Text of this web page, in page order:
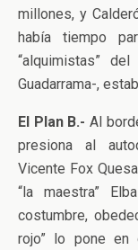
millones, y
había tiempo
“alquimistas”
Guadarrama-,
El Plan B.- Al
presiona al
Vicente Fox
“la maestra”
costumbre,
rojo” lo pone en